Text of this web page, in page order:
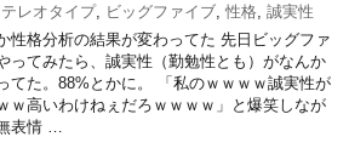
テレオタイプ, ビッグファイブ 性格 誠実性
性格分析の結果が変わってた 先日ビッグファ
ってみたら、誠実性（勤勉性とも）がなんか
てた。88%とかに。 「私のｗｗｗｗ誠実性が
ｗ高いわけねぇだろｗｗｗｗ」と爆笑しなが
表情 …